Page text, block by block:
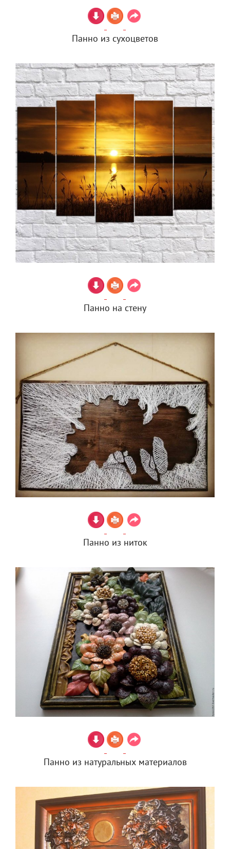
Панно из сухоцветов
Панно на стену
Панно из ниток
Панно из натуральных материалов